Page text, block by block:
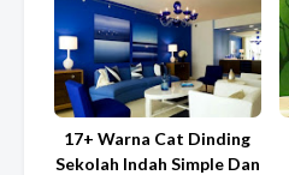
17+ Warna Cat Dinding
Sekolah Indah Simple Dan